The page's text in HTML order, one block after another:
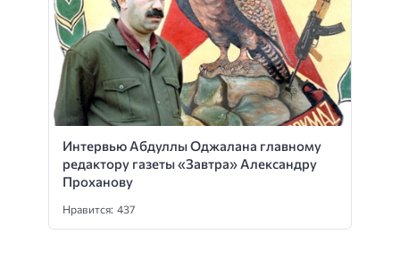
Интервью Абдуллы Оджалана главному
редактору газеты «Завтра» Александру
Проханову
Нравится: 437